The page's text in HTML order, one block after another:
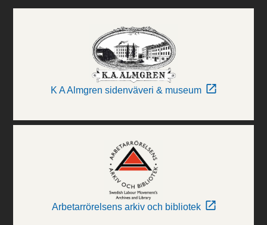
K A Almgren sidenväveri & museum
Arbetarrörelsens arkiv och bibliotek